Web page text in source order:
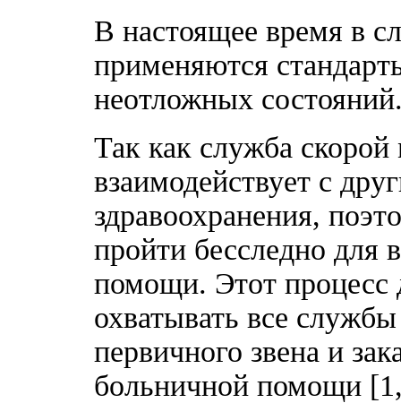
В настоящее время в
применяются
неотложных
Так как служба
взаимодействует с
здравоохранения,
пройти бесследно для
помощи. Этот
охватывать все
первичного звена и
больничной помощи